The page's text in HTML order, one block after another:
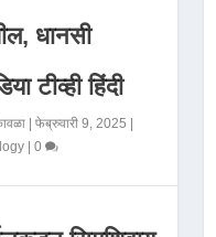
धानसी
टीव्ही हिंदी
| फेब्रुवारी 9, 2025 |
| 0